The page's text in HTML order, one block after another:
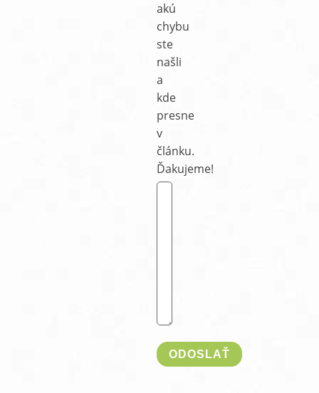
akú
chybu
ste
našli
a
kde
presne
v
článku.
Ďakujeme!